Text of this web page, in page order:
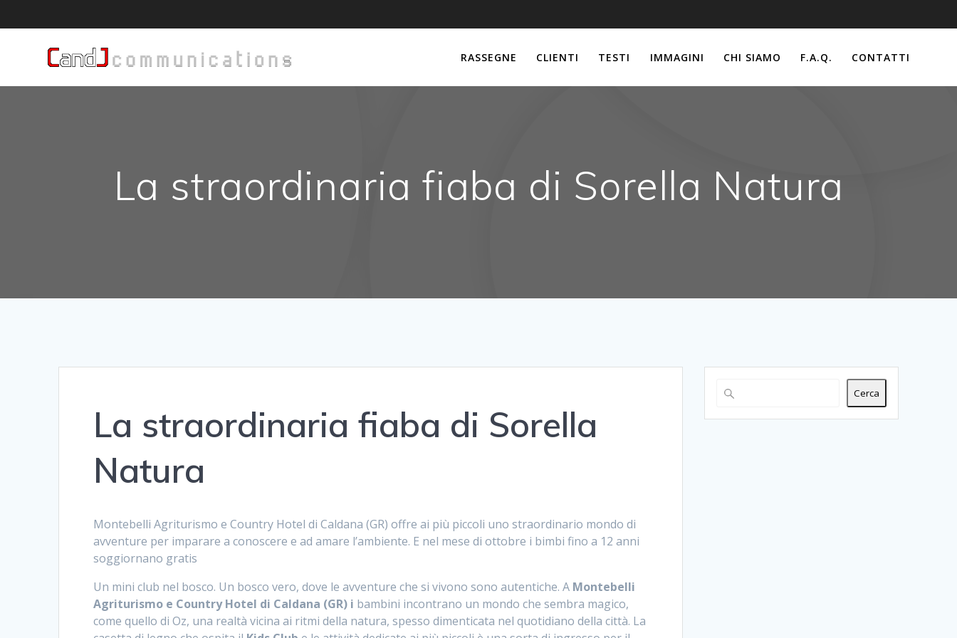
al
RASSEGNE CLIENTI TESTI IMMAGINI CHI SIAMO F.A.Q. CONTATTI
La straordinaria fiaba di Sorella Natura
La straordinaria fiaba di Sorella
Natura
Montebelli Agriturismo e Country Hotel di Caldana (GR) offre ai più piccoli uno straordinario mondo di
avventure per imparare a conoscere e ad amare l’ambiente. E nel mese di ottobre i bimbi fino a 12 anni
soggiornano gratis
Un mini club nel bosco. Un bosco vero, dove le avventure che si vivono sono autentiche. A Montebelli
Agriturismo e Country Hotel di Caldana (GR) i bambini incontrano un mondo che sembra magico,
come quello di Oz, una realtà vicina ai ritmi della natura, spesso dimenticata nel quotidiano della città. La
Cerca